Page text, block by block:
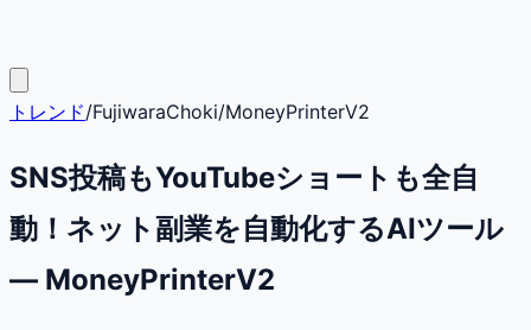
トレンド/FujiwaraChoki/MoneyPrinterV2
SNS投稿もYouTubeショートも全自
動！ネット副業を自動化するAIツール
— MoneyPrinterV2